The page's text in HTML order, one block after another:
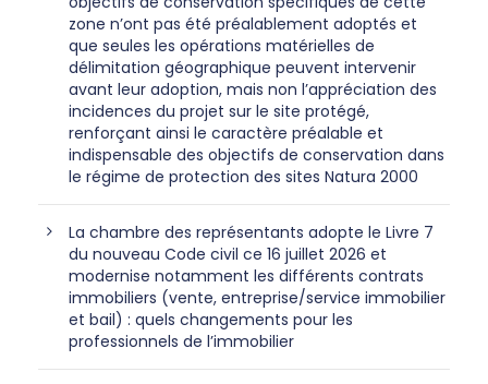
zone n’ont pas été préalablement adoptés et
que seules les opérations matérielles de
délimitation géographique peuvent intervenir
avant leur adoption, mais non l’appréciation des
incidences du projet sur le site protégé,
renforçant ainsi le caractère préalable et
indispensable des objectifs de conservation dans
le régime de protection des sites Natura 2000
La chambre des représentants adopte le Livre 7
du nouveau Code civil ce 16 juillet 2026 et
modernise notamment les différents contrats
immobiliers (vente, entreprise/service immobilier
et bail) : quels changements pour les
professionnels de l’immobilier